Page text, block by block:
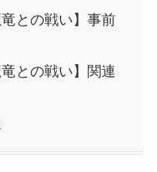
との戦い】事前
との戦い】関連